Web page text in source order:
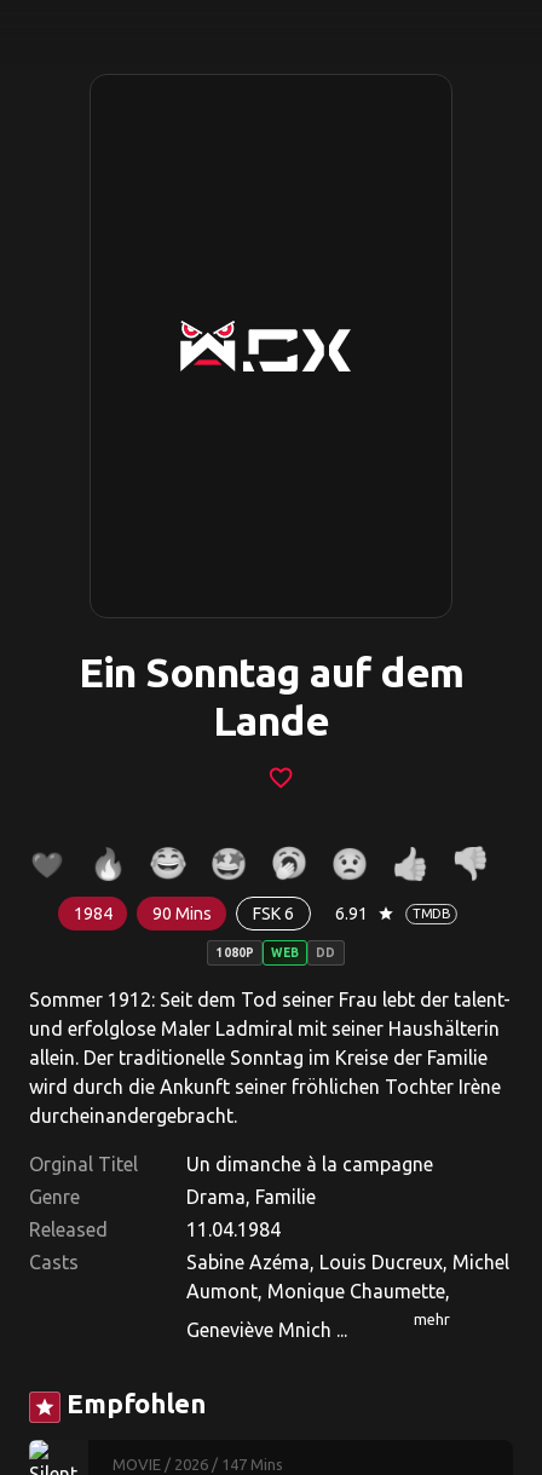
Ein Sonntag auf dem
Lande
favorite_border
1984 90 Mins FSK 6 6.91 star TMDB
1080P WEB DD
Sommer 1912: Seit dem Tod seiner Frau lebt der talent-
und erfolglose Maler Ladmiral mit seiner Haushälterin
allein. Der traditionelle Sonntag im Kreise der Familie
wird durch die Ankunft seiner fröhlichen Tochter Irène
durcheinandergebracht.
Orginal Titel
Un dimanche à la campagne
Genre
Drama, Familie
Released
11.04.1984
Casts
Sabine Azéma, Louis Ducreux, Michel
Aumont, Monique Chaumette,
Geneviève Mnich ...
mehr
star Empfohlen
MOVIE / 2026 / 147 Mins